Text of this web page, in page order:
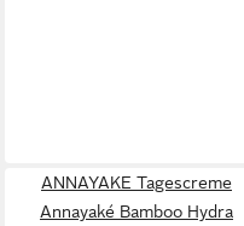
ANNAYAKE Tagescreme
Annayaké Bamboo Hydra